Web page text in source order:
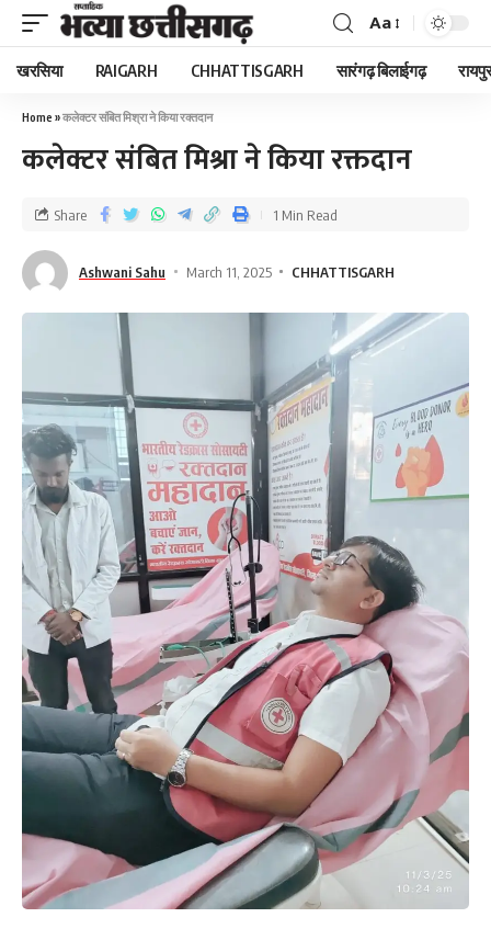
Aa
खरसिया RAIGARH CHHATTISGARH सारंगढ़ बिलाईगढ़
Home »कलेक्टर संबित मिश्रा ने किया रक्तदान
कलेक्टर संबित मिश्रा ने किया रक्तदान
Ashwani Sahu March 11, 2025 CHHATTISGARH
Share 1 Min Read